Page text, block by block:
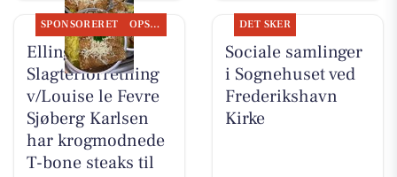
SPONSORERET OPSLAGSTAVLEN
Elling
Slagterforretning
v/Louise le Fevre
Sjøberg Karlsen
har krogmodnede
T-bone steaks til
DET SKER
Sociale samlinger
i Sognehuset ved
Frederikshavn
Kirke